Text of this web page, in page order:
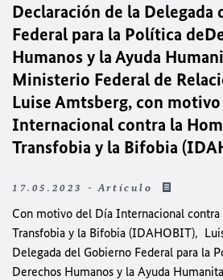
Declaración de la Delegada
Federal para la Política
Humanos y la Ayuda
Ministerio Federal de
Luise Amtsberg, con
Internacional contra la
Transfobia y la Bifobia
17.05.2023 - Artículo
Con motivo del Día Internacional
Transfobia y la Bifobia (IDAHOBIT),
Delegada del Gobierno Federal para la
Derechos Humanos y la Ayuda